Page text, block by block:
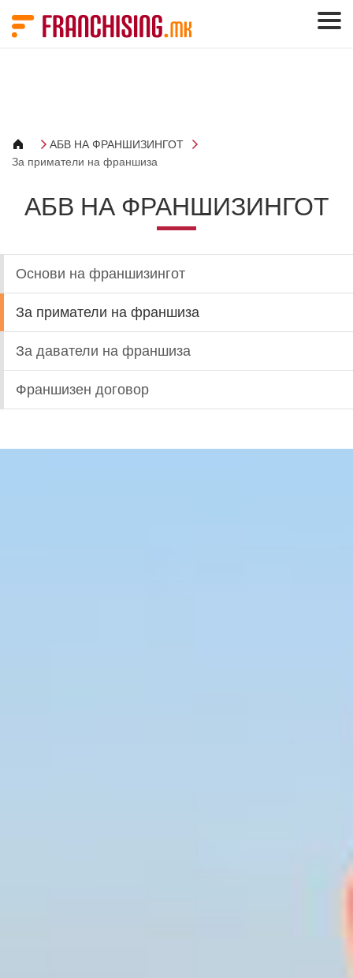
АБВ НА ФРАНШИЗИНГОТ
За приматели на франшиза
АБВ НА ФРАНШИЗИНГОТ
Основи на франшизингот
За приматели на франшиза
За даватели на франшиза
Франшизен договор